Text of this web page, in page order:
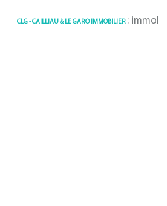
CLG - CAILLIAU & LE GARO IMMOBILIER: immobilier